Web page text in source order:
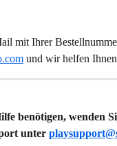
mit Ihrer
und wir helfen
benötigen, wenden
unter